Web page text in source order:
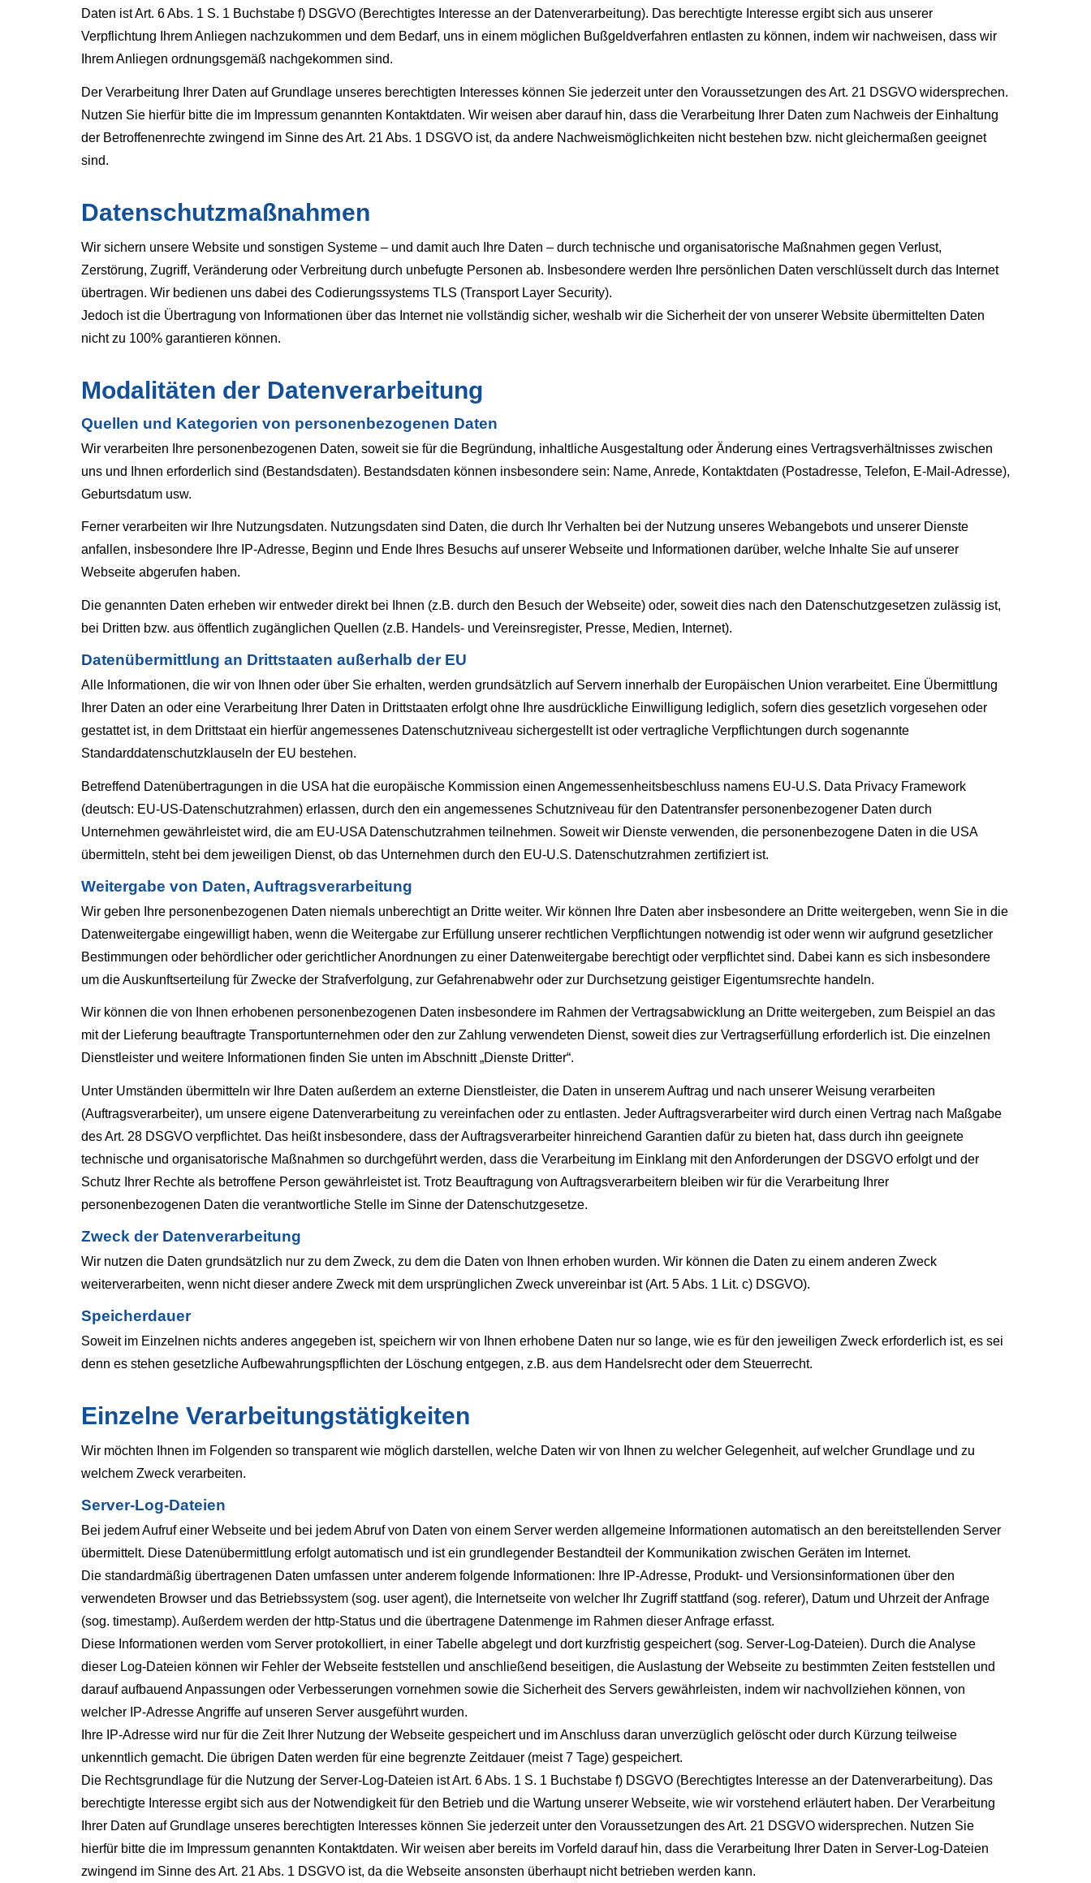
Daten ist Art. 6 Abs. 1 S. 1 Buchstabe f) DSGVO (Berechtigtes Interesse an der Datenverarbeitung). Das berechtigte Interesse ergibt sich aus unserer
Verpflichtung Ihrem Anliegen nachzukommen und dem Bedarf, uns in einem möglichen Bußgeldverfahren entlasten zu können, indem wir nachweisen, dass wir
Ihrem Anliegen ordnungsgemäß nachgekommen sind.
Der Verarbeitung Ihrer Daten auf Grundlage unseres berechtigten Interesses können Sie jederzeit unter den Voraussetzungen des Art. 21 DSGVO widersprechen.
Nutzen Sie hierfür bitte die im Impressum genannten Kontaktdaten. Wir weisen aber darauf hin, dass die Verarbeitung Ihrer Daten zum Nachweis der Einhaltung
der Betroffenenrechte zwingend im Sinne des Art. 21 Abs. 1 DSGVO ist, da andere Nachweismöglichkeiten nicht bestehen bzw. nicht gleichermaßen geeignet
sind.
Datenschutzmaßnahmen
Wir sichern unsere Website und sonstigen Systeme – und damit auch Ihre Daten – durch technische und organisatorische Maßnahmen gegen Verlust,
Zerstörung, Zugriff, Veränderung oder Verbreitung durch unbefugte Per­sonen ab. Insbesondere werden Ihre persönlichen Daten verschlüsselt durch das Internet
übertragen. Wir bedienen uns dabei des Codierungssystems TLS (Transport Layer Security).
Jedoch ist die Übertragung von Informationen über das Internet nie vollständig sicher, weshalb wir die Sicherheit der von unserer Website übermittelten Daten
nicht zu 100% garantieren können.
Modalitäten der Datenverarbeitung
Quellen und Kategorien von personenbezogenen Daten
Wir verarbeiten Ihre personenbezogenen Daten, soweit sie für die Begründung, inhaltliche Ausgestaltung oder Änderung eines Vertragsverhältnisses zwischen
uns und Ihnen erforderlich sind (Bestandsdaten). Bestandsdaten können insbesondere sein: Name, Anrede, Kontaktdaten (Postadresse, Telefon, E-Mail-Adresse),
Geburts­datum usw.
Ferner verarbeiten wir Ihre Nutzungsdaten. Nutzungsdaten sind Daten, die durch Ihr Verhalten bei der Nutzung unseres Webangebots und unserer Dienste
anfallen, insbesondere Ihre IP-Adresse, Beginn und Ende Ihres Besuchs auf unserer Webseite und Informationen darüber, welche Inhalte Sie auf unserer
Webseite abgerufen haben.
Die genannten Daten erheben wir entweder direkt bei Ihnen (z.B. durch den Besuch der Webseite) oder, soweit dies nach den Datenschutzgesetzen zulässig ist,
bei Dritten bzw. aus öffentlich zugänglichen Quellen (z.B. Handels- und Vereinsregister, Presse, Medien, Internet).
Datenübermittlung an Drittstaaten außerhalb der EU
Alle Informationen, die wir von Ihnen oder über Sie erhalten, werden grundsätzlich auf Servern innerhalb der Europäischen Union verarbeitet. Eine Übermittlung
Ihrer Daten an oder eine Verarbeitung Ihrer Daten in Drittstaaten erfolgt ohne Ihre ausdrückliche Einwilligung lediglich, sofern dies gesetzlich vorgesehen oder
gestattet ist, in dem Drittstaat ein hierfür angemessenes Datenschutzniveau sichergestellt ist oder vertragliche Verpflichtungen durch sogenannte
Standarddatenschutzklauseln der EU bestehen.
Betreffend Datenübertragungen in die USA hat die europäische Kommission einen Angemessenheitsbeschluss namens EU-U.S. Data Privacy Framework
(deutsch: EU-US-Datenschutzrahmen) erlassen, durch den ein angemessenes Schutzniveau für den Datentransfer personenbezogener Daten durch
Unternehmen gewährleistet wird, die am EU-USA Datenschutzrahmen teilnehmen. Soweit wir Dienste verwenden, die personenbezogene Daten in die USA
übermitteln, steht bei dem jeweiligen Dienst, ob das Unternehmen durch den EU-U.S. Datenschutzrahmen zertifiziert ist.
Weitergabe von Daten, Auftragsverarbeitung
Wir geben Ihre personenbezogenen Daten niemals unberechtigt an Dritte weiter. Wir können Ihre Daten aber insbesondere an Dritte weitergeben, wenn Sie in die
Datenweitergabe eingewilligt haben, wenn die Weitergabe zur Erfüllung unserer rechtlichen Verpflichtungen notwendig ist oder wenn wir aufgrund gesetzlicher
Bestimmungen oder behördlicher oder gerichtlicher Anordnungen zu einer Datenweitergabe berechtigt oder verpflichtet sind. Dabei kann es sich insbesondere
um die Auskunftserteilung für Zwecke der Strafverfolgung, zur Gefahrenabwehr oder zur Durchsetzung geistiger Eigentumsrechte handeln.
Wir können die von Ihnen erhobenen personenbezogenen Daten insbesondere im Rahmen der Vertragsabwicklung an Dritte weitergeben, zum Beispiel an das
mit der Lieferung beauftragte Transportunternehmen oder den zur Zahlung verwendeten Dienst, soweit dies zur Vertragserfüllung erforderlich ist. Die einzelnen
Dienstleister und weitere Informationen finden Sie unten im Abschnitt „Dienste Dritter“.
Unter Umständen übermitteln wir Ihre Daten außerdem an externe Dienstleister, die Daten in unserem Auftrag und nach unserer Weisung verarbeiten
(Auftragsverarbeiter), um unsere eigene Datenverarbeitung zu vereinfachen oder zu entlasten. Jeder Auftragsverarbeiter wird durch einen Vertrag nach Maßgabe
des Art. 28 DSGVO verpflichtet. Das heißt insbesondere, dass der Auftragsverarbeiter hinreichend Garantien dafür zu bieten hat, dass durch ihn geeignete
technische und organisatorische Maßnahmen so durchgeführt werden, dass die Verarbeitung im Einklang mit den Anforderungen der DSGVO erfolgt und der
Schutz Ihrer Rechte als betroffene Person gewährleistet ist. Trotz Beauftragung von Auftragsverarbeitern bleiben wir für die Verarbeitung Ihrer
personenbezogenen Daten die verantwortliche Stelle im Sinne der Datenschutzgesetze.
Zweck der Datenverarbeitung
Wir nutzen die Daten grundsätzlich nur zu dem Zweck, zu dem die Daten von Ihnen erhoben wurden. Wir können die Daten zu einem anderen Zweck
weiterverarbeiten, wenn nicht dieser andere Zweck mit dem ursprünglichen Zweck unvereinbar ist (Art. 5 Abs. 1 Lit. c) DSGVO).
Speicherdauer
Soweit im Einzelnen nichts anderes angegeben ist, speichern wir von Ihnen erhobene Daten nur so lange, wie es für den jeweiligen Zweck erforderlich ist, es sei
denn es stehen gesetzliche Aufbewahrungspflichten der Löschung entgegen, z.B. aus dem Handelsrecht oder dem Steuerrecht.
Einzelne Verarbeitungstätigkeiten
Wir möchten Ihnen im Folgenden so transparent wie möglich darstellen, welche Daten wir von Ihnen zu welcher Gelegenheit, auf welcher Grundlage und zu
welchem Zweck verarbeiten.
Server-Log-Dateien
Bei jedem Aufruf einer Webseite und bei jedem Abruf von Daten von einem Server werden allgemeine Informationen automatisch an den bereitstellenden Server
übermittelt. Diese Datenübermittlung erfolgt automatisch und ist ein grundlegender Bestandteil der Kommunikation zwischen Geräten im Internet.
Die standardmäßig übertragenen Daten umfassen unter anderem folgende Informationen: Ihre IP-Adresse, Produkt- und Versionsinformationen über den
verwendeten Browser und das Betriebssystem (sog. user agent), die Internetseite von welcher Ihr Zugriff stattfand (sog. referer), Datum und Uhrzeit der Anfrage
(sog. timestamp). Außerdem werden der http-Status und die übertragene Datenmenge im Rahmen dieser Anfrage erfasst.
Diese Informationen werden vom Server protokolliert, in einer Tabelle abgelegt und dort kurzfristig gespeichert (sog. Server-Log-Dateien). Durch die Analyse
dieser Log-Dateien können wir Fehler der Webseite feststellen und anschließend beseitigen, die Auslastung der Webseite zu bestimmten Zeiten feststellen und
darauf aufbauend Anpassungen oder Verbesserungen vornehmen sowie die Sicherheit des Servers gewährleisten, indem wir nachvollziehen können, von
welcher IP-Adresse Angriffe auf unseren Server ausgeführt wurden.
Ihre IP-Adresse wird nur für die Zeit Ihrer Nutzung der Webseite gespeichert und im Anschluss daran unverzüglich gelöscht oder durch Kürzung teilweise
unkenntlich gemacht. Die übrigen Daten werden für eine begrenzte Zeitdauer (meist 7 Tage) gespeichert.
Die Rechtsgrundlage für die Nutzung der Server-Log-Dateien ist Art. 6 Abs. 1 S. 1 Buchstabe f) DSGVO (Berechtigtes Interesse an der Datenverarbeitung). Das
berechtigte Interesse ergibt sich aus der Notwendigkeit für den Betrieb und die Wartung unserer Webseite, wie wir vorstehend erläutert haben. Der Verarbeitung
Ihrer Daten auf Grundlage unseres berechtigten Interesses können Sie jederzeit unter den Voraussetzungen des Art. 21 DSGVO widersprechen. Nutzen Sie
hierfür bitte die im Impressum genannten Kontaktdaten. Wir weisen aber bereits im Vorfeld darauf hin, dass die Verarbeitung Ihrer Daten in Server-Log-Dateien
zwingend im Sinne des Art. 21 Abs. 1 DSGVO ist, da die Webseite ansonsten überhaupt nicht betrieben werden kann.